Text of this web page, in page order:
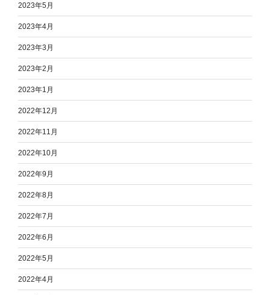
2023年5月
2023年4月
2023年3月
2023年2月
2023年1月
2022年12月
2022年11月
2022年10月
2022年9月
2022年8月
2022年7月
2022年6月
2022年5月
2022年4月